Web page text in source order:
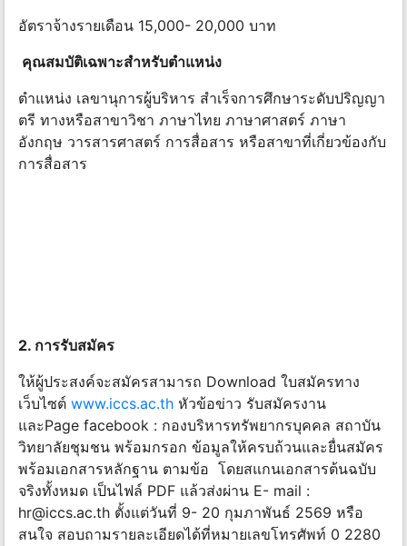
อัตราจ้างรายเดือน 15,000- 20,000 บาท
คุณสมบัติเฉพาะสําหรับตําแหน่ง
ตําแหน่ง เลขานุการผู้บริหาร สําเร็จการศึกษาระดับปริญญา
ตรี ทางหรือสาขาวิชา ภาษาไทย ภาษาศาสตร์ ภาษา
อังกฤษ วารสารศาสตร์ การสื่อสาร หรือสาขาที่เกี่ยวข้องกับ
การสื่อสาร
2. การรับสมัคร
ให้ผู้ประสงค์จะสมัครสามารถ Download ใบสมัครทาง
เว็บไซต์ www.iccs.ac.th หัวข้อข่าว รับสมัครงาน
และPage facebook : กองบริหารทรัพยากรบุคคล สถาบัน
วิทยาลัยชุมชน พร้อมกรอก ข้อมูลให้ครบถ้วนและยื่นสมัคร
พร้อมเอกสารหลักฐาน ตามข้อ โดยสแกนเอกสารต้นฉบับ
จริงทั้งหมด เป็นไฟล์ PDF แล้วส่งผ่าน E- mail :
hr@iccs.ac.th ตั้งแต่วันที่ 9- 20 กุมภาพันธ์ 2569 หรือ
สนใจ สอบถามรายละเอียดได้ที่หมายเลขโทรศัพท์ 0 2280